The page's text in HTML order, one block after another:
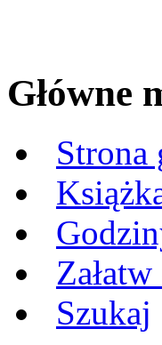
Główne
Strona
Szukaj